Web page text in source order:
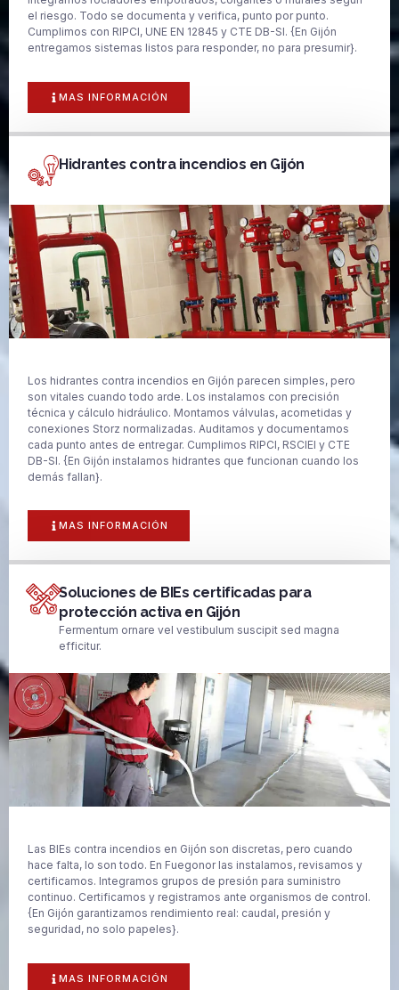
el riesgo. Todo se documenta y verifica, punto por punto.
Cumplimos con RIPCI, UNE EN 12845 y CTE DB-SI. {En Gijón
entregamos sistemas listos para responder, no para presumir}.
MAS INFORMACIÓN
Hidrantes contra incendios en Gijón
Los hidrantes contra incendios en Gijón parecen simples, pero
son vitales cuando todo arde. Los instalamos con precisión
técnica y cálculo hidráulico. Montamos válvulas, acometidas y
conexiones Storz normalizadas. Auditamos y documentamos
cada punto antes de entregar. Cumplimos RIPCI, RSCIEI y CTE
DB-SI. {En Gijón instalamos hidrantes que funcionan cuando los
demás fallan}.
MAS INFORMACIÓN
Soluciones de BIEs certificadas para
protección activa en Gijón
Fermentum ornare vel vestibulum suscipit sed magna
efficitur.
Las BIEs contra incendios en Gijón son discretas, pero cuando
hace falta, lo son todo. En Fuegonor las instalamos, revisamos y
certificamos. Integramos grupos de presión para suministro
continuo. Certificamos y registramos ante organismos de control.
{En Gijón garantizamos rendimiento real: caudal, presión y
seguridad, no solo papeles}.
MAS INFORMACIÓN